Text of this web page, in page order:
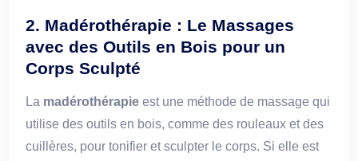
2. Madérothérapie : Le Massages
avec des Outils en Bois pour un
Corps Sculpté
La madérothérapie est une méthode de massage qui
utilise des outils en bois, comme des rouleaux et des
cuillères, pour tonifier et sculpter le corps. Si elle est